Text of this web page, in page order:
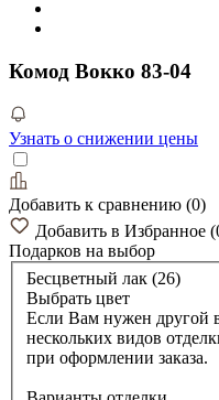
Комод Вокко 83-04
Узнать о снижении цены
Добавить к сравнению (0)
Добавить в Избранное (
Подарков на выбор
Бесцветный лак (26)
Выбрать цвет
Если Вам нужен другой
нескольких видов
при оформлении заказа.